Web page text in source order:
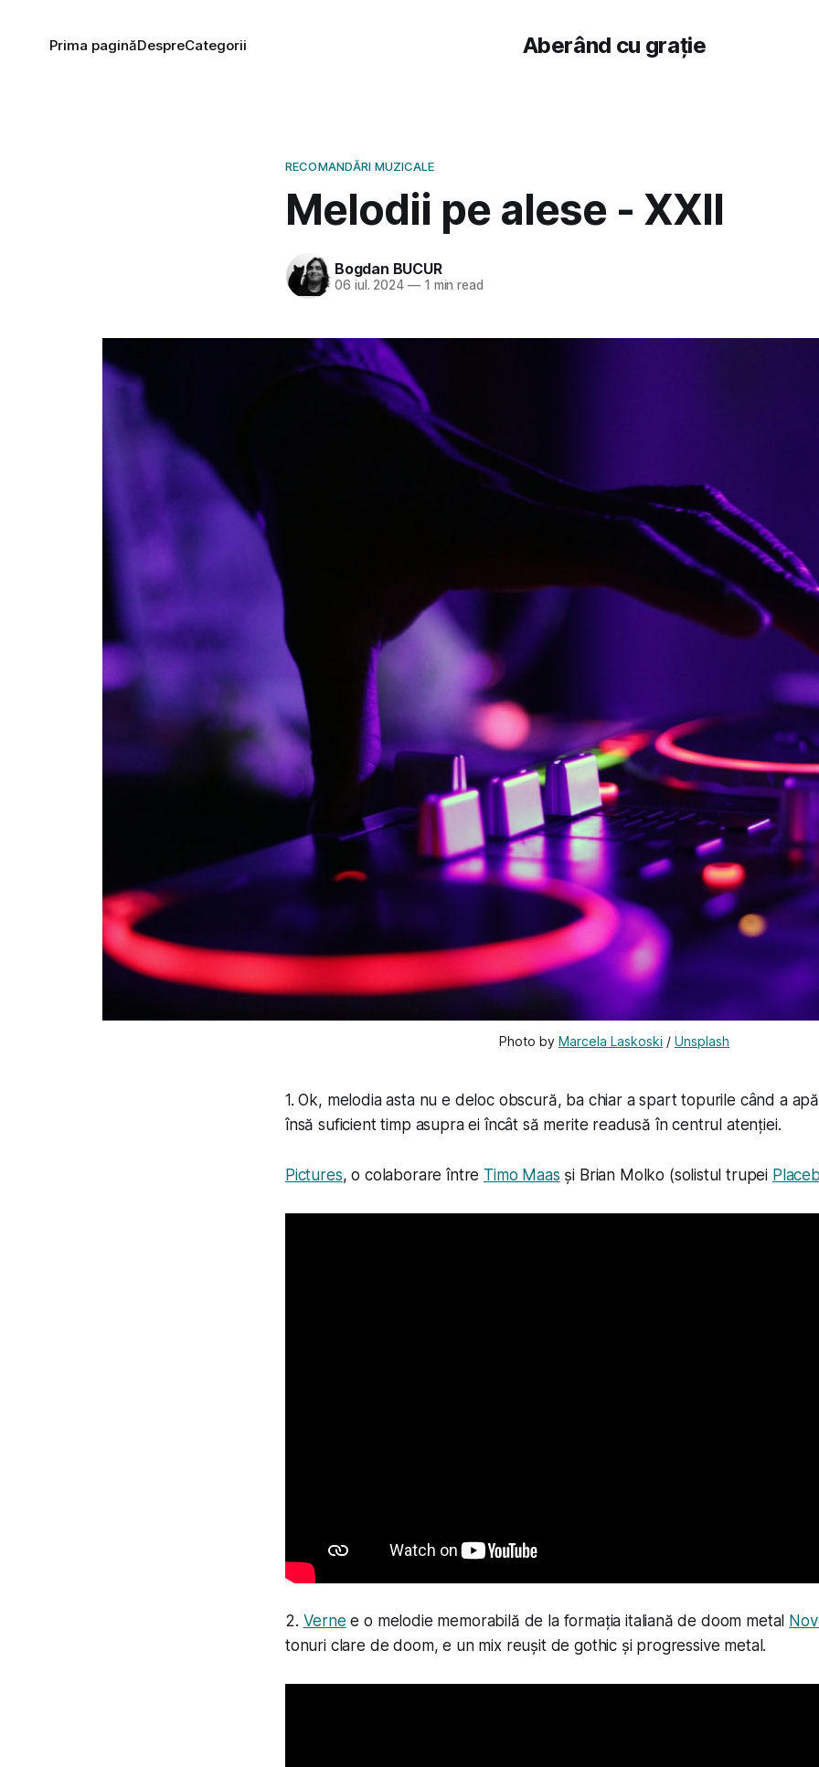
Aberând cu grație
Prima paginăDespreCategorii
RECOMANDĂRI MUZICALE
Melodii pe alese - XXII
Bogdan BUCUR
06 iul. 2024 —1 min read
Photo by Marcela Laskoski / Unsplash
1. Ok, melodia asta nu e deloc obscură, ba chiar a spart topurile când a
însă suficient timp asupra ei încât să merite readusă în centrul atenției.
Pictures, o colaborare între Timo Maas și Brian Molko (solistul trupei
2. Verne e o melodie memorabilă de la formația italiană de doom metal
tonuri clare de doom, e un mix reușit de gothic și progressive metal.